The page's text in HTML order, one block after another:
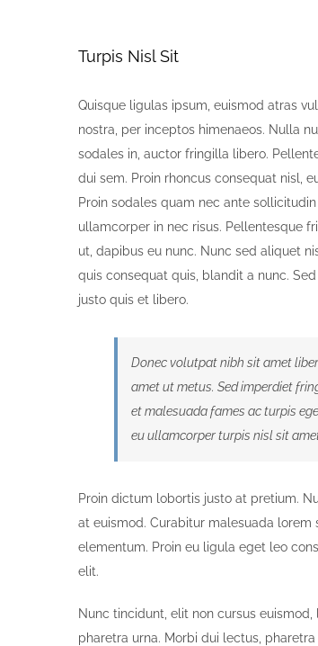
Larger
Turpis Nisl Sit
Quisque ligulas ipsum, euismod atras
nostra, per inceptos himenaeos. Nulla
sodales in, auctor fringilla libero.
dui sem. Proin rhoncus consequat nisl,
Proin sodales quam nec ante
ullamcorper in nec risus. Pellentesque
ut, dapibus eu nunc. Nunc sed aliquet
quis consequat quis, blandit a nunc.
justo quis et libero.
Donec volutpat nibh sit amet
amet ut metus. Sed imperdiet
et malesuada fames ac turpis
eu ullamcorper turpis nisl sit
Proin dictum lobortis justo at pretium.
at euismod. Curabitur malesuada
elementum. Proin eu ligula eget leo
elit.
Nunc tincidunt, elit non cursus
pharetra urna. Morbi dui lectus,